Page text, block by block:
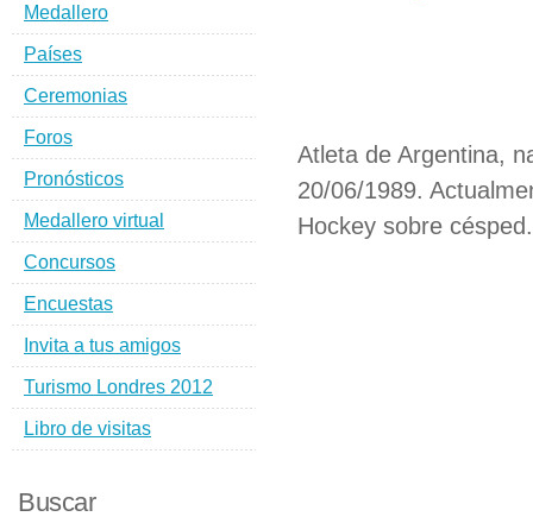
Atleta de Argentina,
20/06/1989.
Hockey sobre césped.
Medallero
Países
Ceremonias
Foros
Pronósticos
Medallero virtual
Concursos
Encuestas
Invita a tus amigos
Turismo Londres 2012
Libro de visitas
Buscar